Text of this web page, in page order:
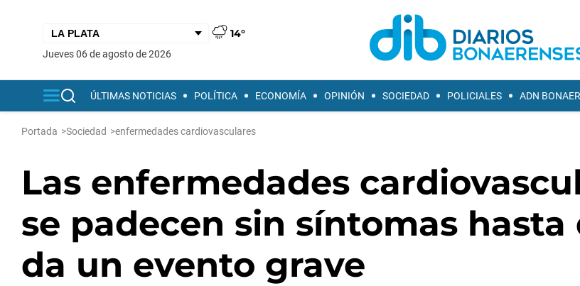
14°
jueves 06 de agosto de 2026
ÚLTIMAS NOTICIAS POLÍTICA ECONOMÍA OPINIÓN SOCIEDAD POLICIALES ADN
Portada >Sociedad >enfermedades cardiovasculares
Las enfermedades
se padecen sin síntomas hasta
da un evento grave